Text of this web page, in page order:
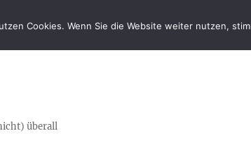
überall
Cookies. Wenn Sie die Website weiter nutzen,